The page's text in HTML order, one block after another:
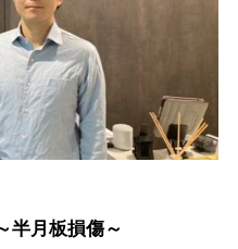
半月板損傷～